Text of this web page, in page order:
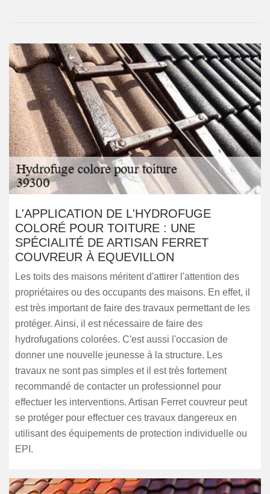
L'APPLICATION DE L'HYDROFUGE
COLORÉ POUR TOITURE : UNE
SPÉCIALITÉ DE ARTISAN FERRET
COUVREUR À EQUEVILLON
Les toits des maisons méritent d'attirer l'attention des
propriétaires ou des occupants des maisons. En effet, il
est très important de faire des travaux permettant de les
protéger. Ainsi, il est nécessaire de faire des
hydrofugations colorées. C'est aussi l'occasion de
donner une nouvelle jeunesse à la structure. Les
travaux ne sont pas simples et il est très fortement
recommandé de contacter un professionnel pour
effectuer les interventions. Artisan Ferret couvreur peut
se protéger pour effectuer ces travaux dangereux en
utilisant des équipements de protection individuelle ou
EPI.